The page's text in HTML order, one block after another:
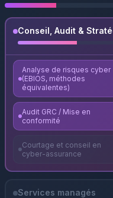
Conseil, Audit &
Analyse de risques cyber
(EBIOS, méthodes
équivalentes)
Audit GRC / Mise en
conformité
Courtage et conseil en
cyber-assurance
Services managés